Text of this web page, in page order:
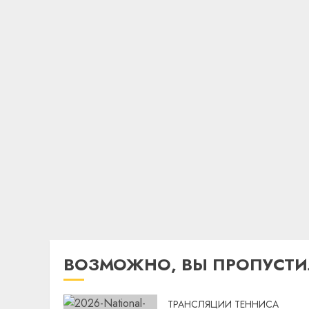
ВОЗМОЖНО, ВЫ
ТРАНСЛЯЦИИ ТЕННИСА